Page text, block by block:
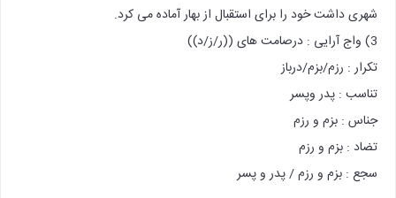
شهری داشت خود را برای استقبال از بهار آماده می کرد.
3) واج آرایی : درصامت های ((ر/ز/د))
تکرار : رزم/بزم/درباز
تناسب : پدر وپسر
جناس : بزم و رزم
تضاد : بزم و رزم
سجع : بزم و رزم / پدر و پسر